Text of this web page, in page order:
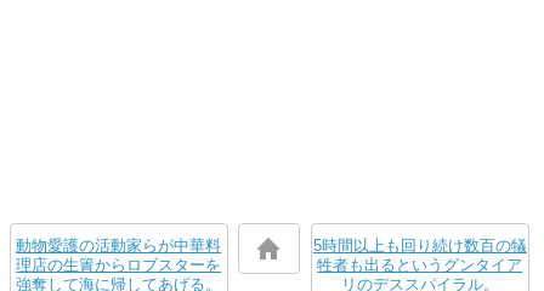
動物愛護の活動家らが中華料
理店の生簀からロブスターを
強奪して海に帰してあげる。
5時間以上も回り続け数百の犠
牲者も出るというグンタイア
リのデススパイラル。